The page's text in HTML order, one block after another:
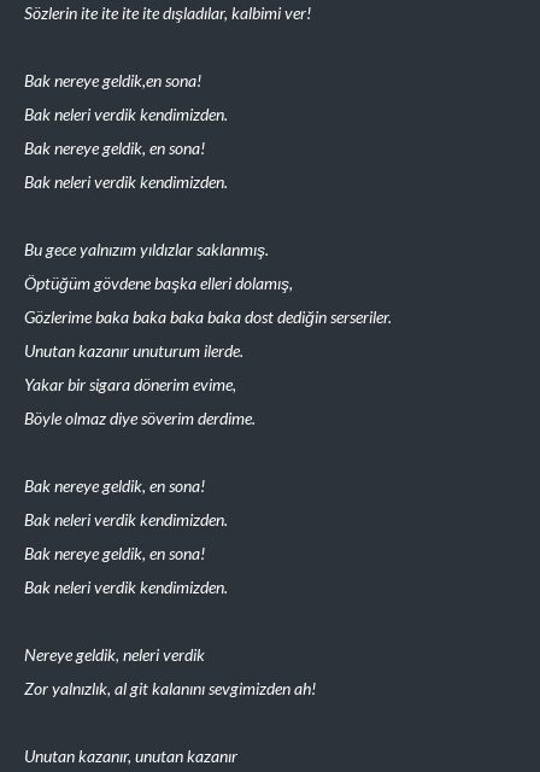
Sözlerin ite ite ite ite dışladılar, kalbimi ver!
Bak nereye geldik,en sona!
Bak neleri verdik kendimizden.
Bak nereye geldik, en sona!
Bak neleri verdik kendimizden.
Bu gece yalnızım yıldızlar saklanmış.
Öptüğüm gövdene başka elleri dolamış,
Gözlerime baka baka baka baka dost dediğin serseriler.
Unutan kazanır unuturum ilerde.
Yakar bir sigara dönerim evime,
Böyle olmaz diye söverim derdime.
Bak nereye geldik, en sona!
Bak neleri verdik kendimizden.
Bak nereye geldik, en sona!
Bak neleri verdik kendimizden.
Nereye geldik, neleri verdik
Zor yalnızlık, al git kalanını sevgimizden ah!
Unutan kazanır, unutan kazanır